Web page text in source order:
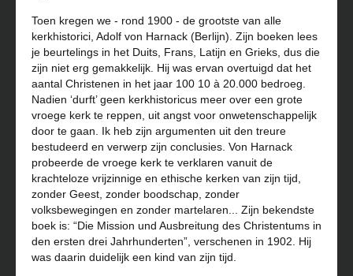
Toen kregen we - rond 1900 - de grootste van alle
kerkhistorici, Adolf von Harnack (Berlijn). Zijn boeken lees
je beurtelings in het Duits, Frans, Latijn en Grieks, dus die
zijn niet erg gemakkelijk. Hij was ervan overtuigd dat het
aantal Christenen in het jaar 100 10 à 20.000 bedroeg.
Nadien ‘durft’ geen kerkhistoricus meer over een grote
vroege kerk te reppen, uit angst voor onwetenschappelijk
door te gaan. Ik heb zijn argumenten uit den treure
bestudeerd en verwerp zijn conclusies. Von Harnack
probeerde de vroege kerk te verklaren vanuit de
krachteloze vrijzinnige en ethische kerken van zijn tijd,
zonder Geest, zonder boodschap, zonder
volksbewegingen en zonder martelaren... Zijn bekendste
boek is: “Die Mission und Ausbreitung des Christentums in
den ersten drei Jahrhunderten”, verschenen in 1902. Hij
was daarin duidelijk een kind van zijn tijd.